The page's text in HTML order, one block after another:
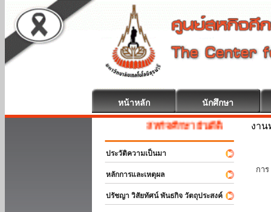
หน้าหลัก นักศึกษา
สหกิจศึกษา ยินดีต้อนรับ
ประวัติความเป็นมา
หลักการและเหตุผล
ปรัชญา วิสัยทัศน์ พันธกิจ วัตถุประสงค์
งา
กา